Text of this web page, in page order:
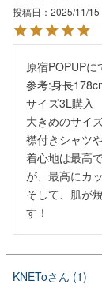
投稿日
2025/11/15
原宿POPUPに
参考:身長
サイズ3L購入
大きめのサイ
襟付きシャツ
着心地は最高
が、最高にカ
そして、肌が
す！
KNETo 1